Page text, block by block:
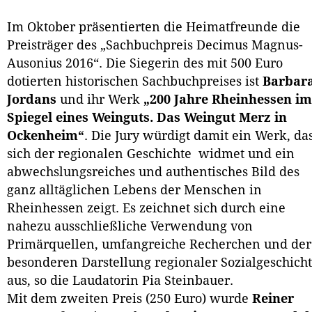
Im Oktober präsentierten die Heimatfreunde die
Preisträger des „Sachbuchpreis Decimus Magnus-
Ausonius 2016“. Die Siegerin des mit 500 Euro
dotierten historischen Sachbuchpreises ist
Jordans und ihr Werk „200 Jahre Rheinhessen im
Spiegel eines Weinguts. Das Weingut Merz in
Ockenheim“. Die Jury würdigt damit ein Werk,
sich der regionalen Geschichte widmet und ein
abwechslungsreiches und authentisches Bild des
ganz alltäglichen Lebens der Menschen in
Rheinhessen zeigt. Es zeichnet sich durch eine
nahezu ausschließliche Verwendung von
Primärquellen, umfangreiche Recherchen und der
besonderen Darstellung regionaler
aus, so die Laudatorin Pia Steinbauer.
Mit dem zweiten Preis (250 Euro) wurde Reiner